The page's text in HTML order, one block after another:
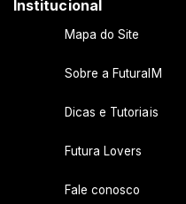
Institucional
Mapa do Site
Sobre a FuturaIM
Dicas e Tutoriais
Futura Lovers
Fale conosco